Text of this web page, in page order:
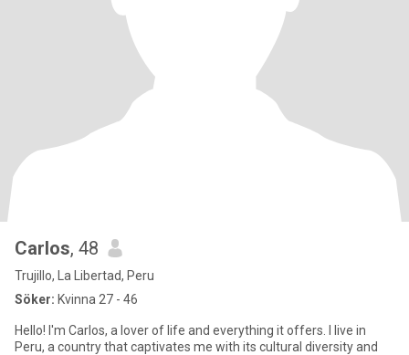
Carlos, 48
Trujillo, La Libertad, Peru
Söker: Kvinna 27 - 46
Hello! I'm Carlos, a lover of life and everything it offers. I live in
Peru, a country that captivates me with its cultural diversity and